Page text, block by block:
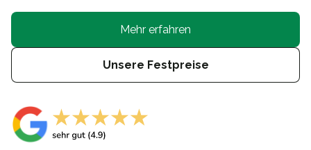
Mehr erfahren
Unsere Festpreise